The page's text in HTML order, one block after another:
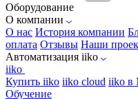
Оборудование
О компании
О нас История компании
оплата Отзывы Наши
Автоматизация iiko
iiko
Купить iiko iiko cloud iiko в
Обучение